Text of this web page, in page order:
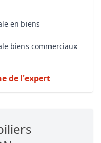
en biens
biens commerciaux
de l'expert